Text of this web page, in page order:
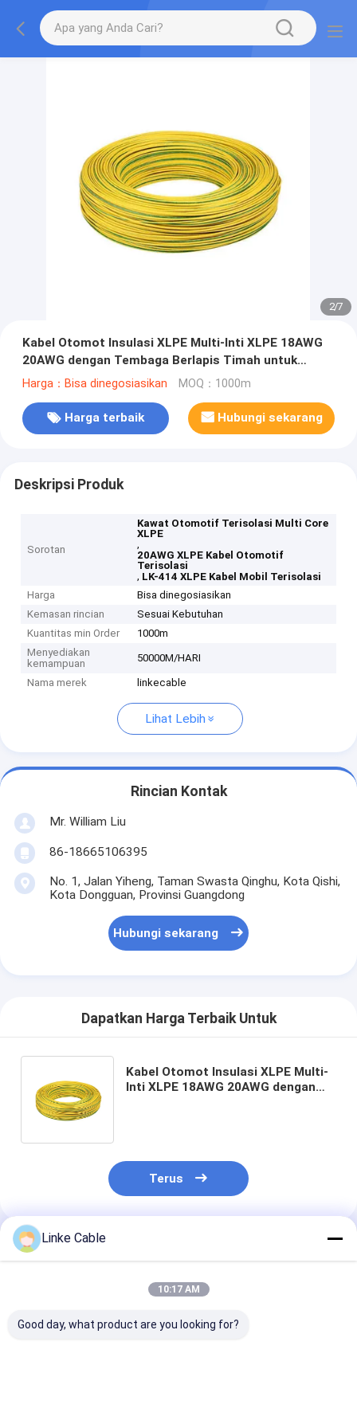
2/7
Kabel Otomot Insulasi XLPE Multi-Inti XLPE 18AWG
20AWG dengan Tembaga Berlapis Timah untuk
Aplikasi Berkas Elektronik
Harga：Bisa dinegosiasikan MOQ：1000m
Harga terbaik Hubungi sekarang
Deskripsi Produk
Sorotan
Kawat Otomotif Terisolasi Multi Core
XLPE
,
20AWG XLPE Kabel Otomotif
Terisolasi
, LK-414 XLPE Kabel Mobil Terisolasi
Harga
Bisa dinegosiasikan
Kemasan rincian
Sesuai Kebutuhan
Kuantitas min Order
1000m
Menyediakan
kemampuan
50000M/HARI
Nama merek linkecable
Lihat Lebih
Rincian Kontak
Mr. William Liu
86-18665106395
No. 1, Jalan Yiheng, Taman Swasta Qinghu, Kota Qishi,
Kota Dongguan, Provinsi Guangdong
Hubungi sekarang
Dapatkan Harga Terbaik Untuk
Kabel Otomot Insulasi XLPE Multi-
Inti XLPE 18AWG 20AWG dengan
Terus
Rekomendasi Produk
Linke Cable
10:17 AM
Good day, what product are you looking for?